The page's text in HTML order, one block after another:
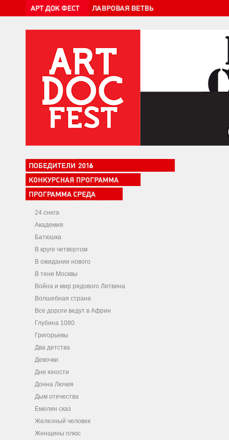
24 снега
Академия
Батюшка
В круге четвертом
В ожидании нового
В тени Москвы
Война и мир рядового Литвина
Волшебная страна
Все дороги ведут в Африн
Глубина 1080
Григорьевы
Два детства
Девочки
Дни юности
Донна Лючия
Дым отечества
Емелин сказ
Железный человек
Женщины плюс